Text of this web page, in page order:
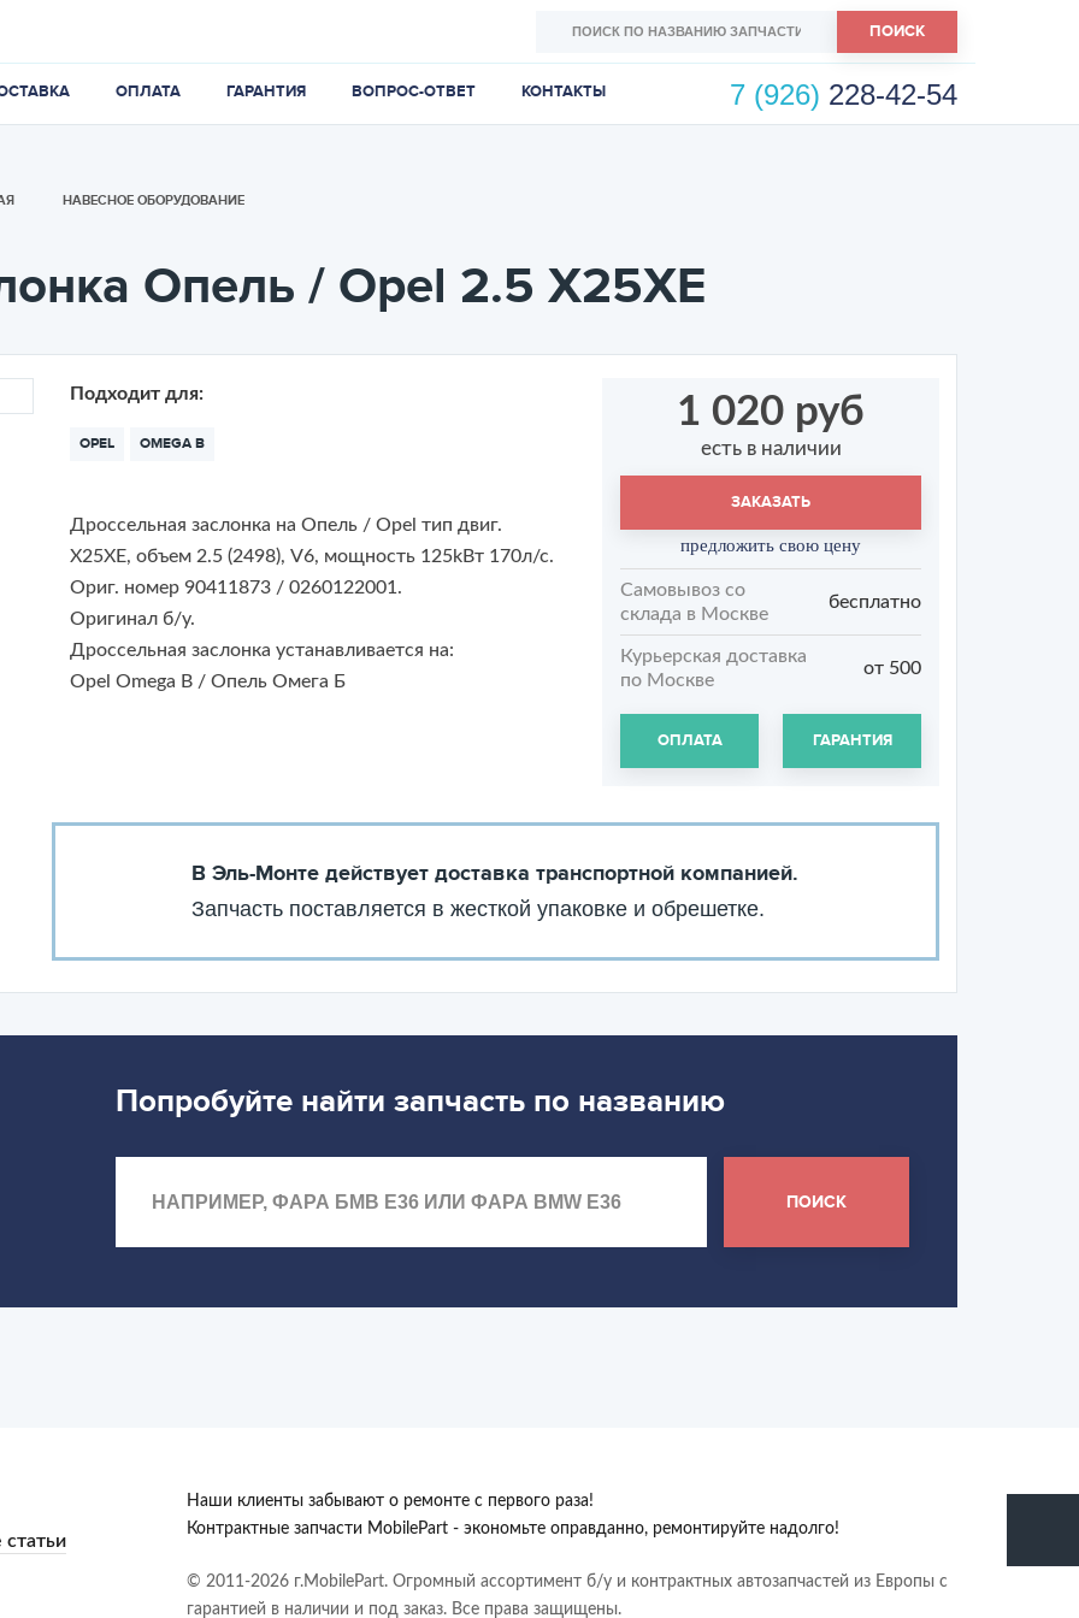
ПОИСК
ОПЛАТА ГАРАНТИЯ ВОПРОС-ОТВЕТ КОНТАКТЫ 7 (926) 228-42-54
НАВЕСНОЕ ОБОРУДОВАНИЕ
Опель / Opel 2.5 X25XE
Подходит для:
OPEL OMEGA B
Дроссельная заслонка на Опель / Opel тип двиг.
X25XE, объем 2.5 (2498), V6, мощность 125kВт 170л/с.
Ориг. номер 90411873 / 0260122001.
Оригинал б/у.
Дроссельная заслонка устанавливается на:
Opel Omega B / Опель Омега Б
1 020 руб
есть в наличии
ЗАКАЗАТЬ
предложить свою цену
Самовывоз со
склада в Москве
бесплатно
Курьерская доставка
по Москве
от 500
ОПЛАТА ГАРАНТИЯ
В Эль-Монте действует доставка транспортной компанией.
Запчасть поставляется в жесткой упаковке и обрешетке.
Попробуйте найти запчасть по названию
ПОИСК
Наши клиенты забывают о ремонте с первого раза!
Контрактные запчасти MobilePart - экономьте оправданно, ремонтируйте надолго!
© 2011-2026 г.MobilePart. Огромный ассортимент б/у и контрактных автозапчастей из Европы с
гарантией в наличии и под заказ. Все права защищены.